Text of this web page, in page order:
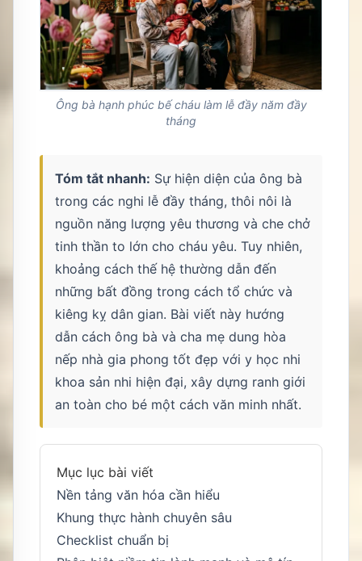
Ông bà hạnh phúc bế cháu làm lễ đầy năm đầy
tháng
Tóm tắt nhanh: Sự hiện diện của ông bà
trong các nghi lễ đầy tháng, thôi nôi là
nguồn năng lượng yêu thương và che chở
tinh thần to lớn cho cháu yêu. Tuy nhiên,
khoảng cách thế hệ thường dẫn đến
những bất đồng trong cách tổ chức và
kiêng kỵ dân gian. Bài viết này hướng
dẫn cách ông bà và cha mẹ dung hòa
nếp nhà gia phong tốt đẹp với y học nhi
khoa sản nhi hiện đại, xây dựng ranh giới
an toàn cho bé một cách văn minh nhất.
Mục lục bài viết
Nền tảng văn hóa cần hiểu
Khung thực hành chuyên sâu
Checklist chuẩn bị